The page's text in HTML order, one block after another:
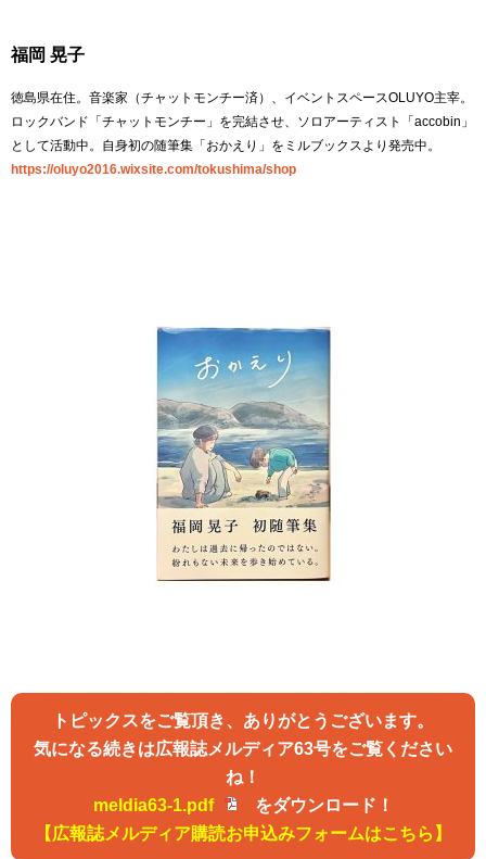
福岡 晃子
徳島県在住。音楽家（チャットモンチー済）、イベントスペースOLUYO主宰。
ロックバンド「チャットモンチー」を完結させ、ソロアーティスト「accobin」
として活動中。自身初の随筆集「おかえり」をミルブックスより発売中。
https://oluyo2016.wixsite.com/tokushima/shop
トピックスをご覧頂き、ありがとうございます。
気になる続きは広報誌メルディア63号をご覧ください
ね！
meldia63-1.pdf
をダウンロード！
【広報誌メルディア購読お申込みフォームはこちら】